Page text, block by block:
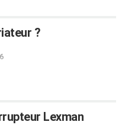
?
Lexman